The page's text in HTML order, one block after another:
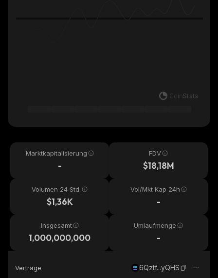
Marktkapitalisierung
-
FDV
$18,18M
Volumen 24 Std.
$1,36K
Vol/Mkt Kap 24h
-
Insgesamt
1,000,000,000
Umlaufmenge
-
Verträge 6Qztf...yQHS